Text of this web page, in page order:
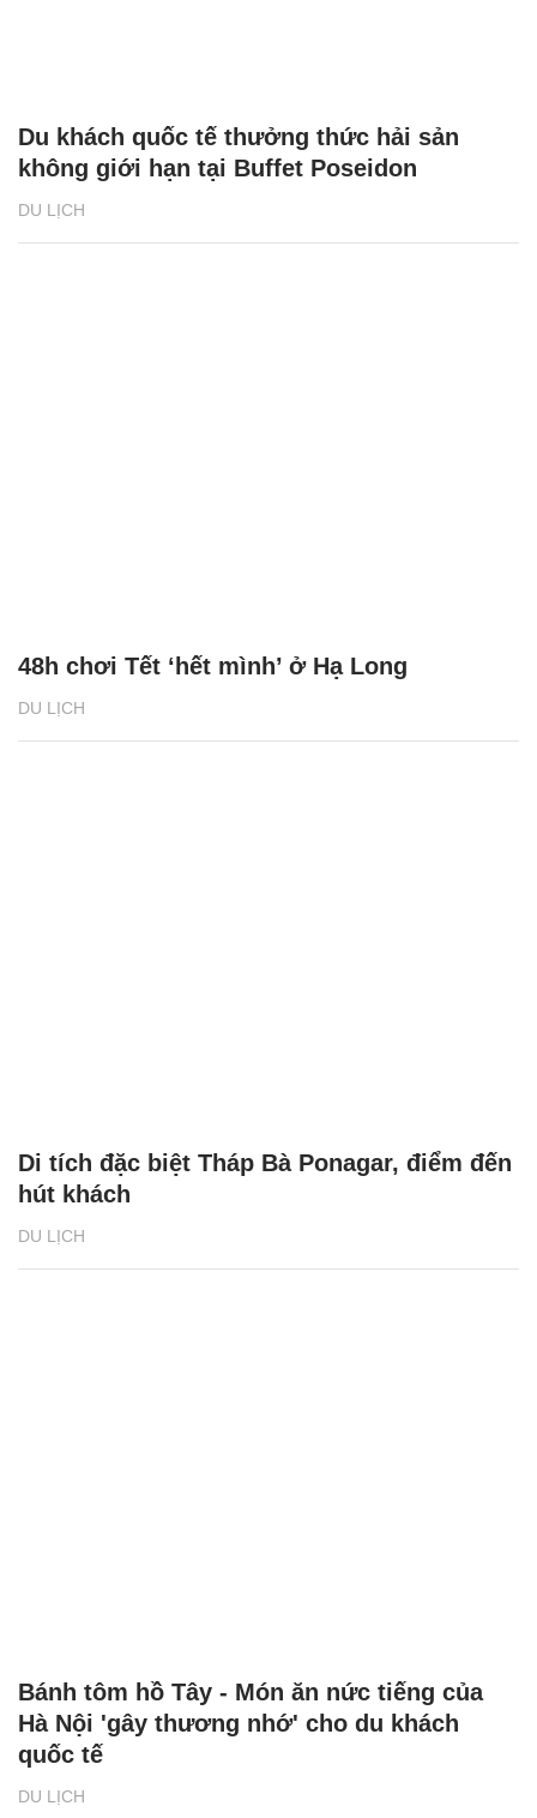
DU LỊCH
Du khách quốc tế thưởng thức hải sản
không giới hạn tại Buffet Poseidon
DU LỊCH
48h chơi Tết ‘hết mình’ ở Hạ Long
DU LỊCH
Di tích đặc biệt Tháp Bà Ponagar, điểm đến
hút khách
DU LỊCH
Bánh tôm hồ Tây - Món ăn nức tiếng của
Hà Nội 'gây thương nhớ' cho du khách
quốc tế